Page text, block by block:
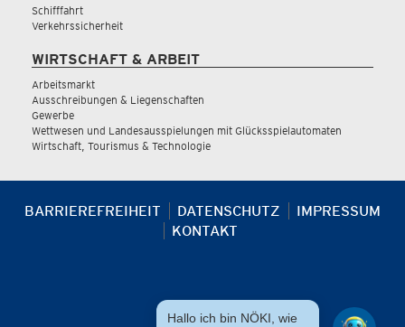
Schifffahrt
Verkehrssicherheit
WIRTSCHAFT & ARBEIT
Arbeitsmarkt
Ausschreibungen & Liegenschaften
Gewerbe
Wettwesen und Landesausspielungen mit Glücksspielautomaten
Wirtschaft, Tourismus & Technologie
BARRIEREFREIHEIT DATENSCHUTZ
IMPRESSUM
KONTAKT
Hallo ich bin NÖKI, wie